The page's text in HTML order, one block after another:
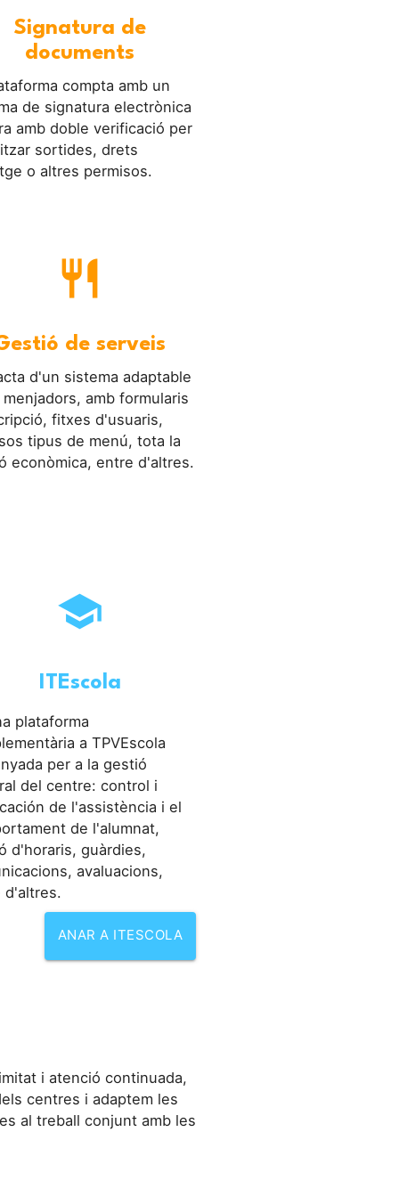
Signatura de
documents
compta amb un
de signatura electrònica
amb doble verificació per
sortides, drets
o altres permisos.
restaurant
de serveis
d'un sistema adaptable
menjadors, amb formularis
fitxes d'usuaris,
tipus de menú, tota la
econòmica, entre d'altres.
school
ITEscola
plataforma
a TPVEscola
per a la gestió
del centre: control i
de l'assistència i el
de l'alumnat,
d'horaris, guàrdies,
avaluacions,
d'altres.
ANAR A ITESCOLA
i atenció continuada,
centres i adaptem les
al treball conjunt amb les